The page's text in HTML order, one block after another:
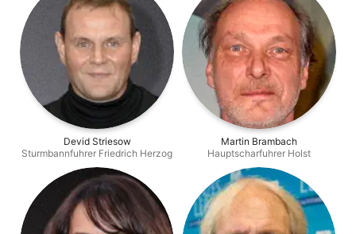
Devid Striesow
Sturmbannfuhrer Friedrich Herzog
Martin Brambach
Hauptscharfuhrer Holst